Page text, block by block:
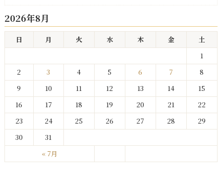
2026年8月
日 月 火 水 木 金 土
« 7月
1
2
3 4 5 6 7
8
9
10 11 12 13 14
15
16
17 18 19 20 21
22
23
24 25 26 27 28
29
30
31